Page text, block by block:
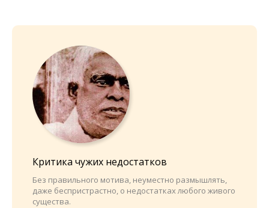
Критика чужих недостатков
Без правильного мотива, неуместно размышлять,
даже беспристрастно, о недостатках любого живого
существа.